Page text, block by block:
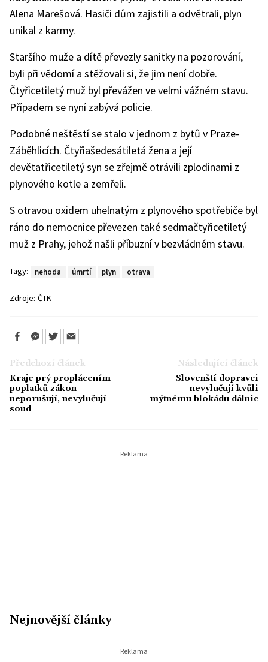
Alena Marešová. Hasiči dům zajistili a odvětrali, plyn
unikal z karmy.
Staršího muže a dítě převezly sanitky na pozorování,
byli při vědomí a stěžovali si, že jim není dobře.
Čtyřicetiletý muž byl převážen ve velmi vážném stavu.
Případem se nyní zabývá policie.
Podobné neštěstí se stalo v jednom z bytů v Praze-
Záběhlicích. Čtyřiašedesátiletá žena a její
devětatřicetiletý syn se zřejmě otrávili zplodinami z
plynového kotle a zemřeli.
S otravou oxidem uhelnatým z plynového spotřebiče byl
ráno do nemocnice převezen také sedmačtyřicetiletý
muž z Prahy, jehož našli příbuzní v bezvládném stavu.
Tagy: nehoda úmrtí plyn otrava
Zdroje: ČTK
Předchozí článek
Kraje prý proplácením
poplatků zákon
neporušují, nevylučují
soud
Následující článek
Slovenští dopravci
nevylučují kvůli
mýtnému blokádu dálnic
Nejnovější články